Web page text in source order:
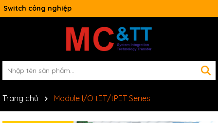
Switch công nghiệp
Trang chủ Module I/O tET/tPET Series